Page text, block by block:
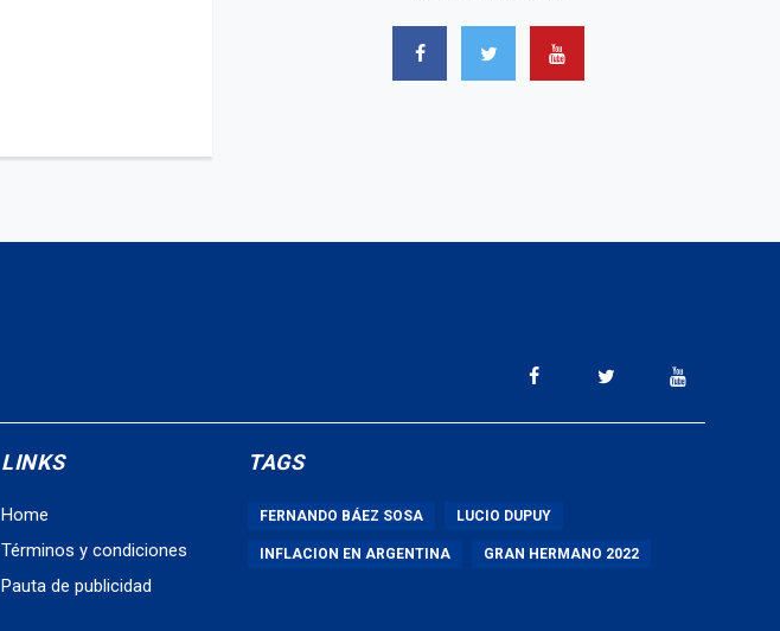
LINKS
Home
Términos y condiciones
Pauta de publicidad
TAGS
FERNANDO BÁEZ SOSA LUCIO DUPUY
INFLACION EN ARGENTINA GRAN HERMANO 2022